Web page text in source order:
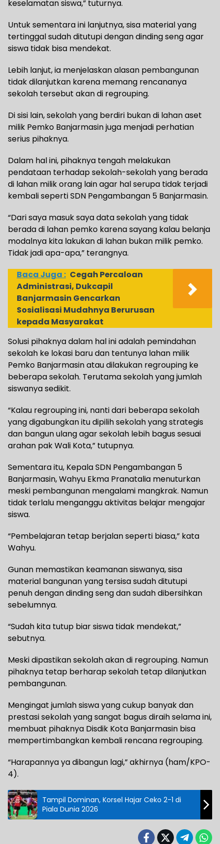
keselamatan siswa,” tuturnya.
Untuk sementara ini lanjutnya, sisa material yang
tertinggal sudah ditutupi dengan dinding seng agar
siswa tidak bisa mendekat.
Lebih lanjut, ia menjelaskan alasan pembangunan
tidak dilanjutkan karena memang rencananya
sekolah tersebut akan di regrouping.
Di sisi lain, sekolah yang berdiri bukan di lahan aset
milik Pemko Banjarmasin juga menjadi perhatian
serius pihaknya.
Dalam hal ini, pihaknya tengah melakukan
pendataan terhadap sekolah-sekolah yang berada
di lahan milik orang lain agar hal serupa tidak terjadi
kembali seperti SDN Pengambangan 5 Banjarmasin.
“Dari saya masuk saya data sekolah yang tidak
berada di lahan pemko karena sayang kalau belanja
modalnya kita lakukan di lahan bukan milik pemko.
Tidak jadi apa-apa,” terangnya.
Baca Juga : Cegah Percaloan
Administrasi, Dukcapil
Banjarmasin Gencarkan
Sosialisasi Mudahnya Berurusan
kepada Masyarakat
Solusi pihaknya dalam hal ini adalah pemindahan
sekolah ke lokasi baru dan tentunya lahan milik
Pemko Banjarmasin atau dilakukan regrouping ke
beberapa sekolah. Terutama sekolah yang jumlah
siswanya sedikit.
“Kalau regrouping ini, nanti dari beberapa sekolah
yang digabungkan itu dipilih sekolah yang strategis
dan bangun ulang agar sekolah lebih bagus sesuai
arahan pak Wali Kota,” tutupnya.
Sementara itu, Kepala SDN Pengambangan 5
Banjarmasin, Wahyu Ekma Pranatalia menuturkan
meski pembangunan mengalami mangkrak. Namun
tidak terlalu menganggu aktivitas belajar mengajar
siswa.
“Pembelajaran tetap berjalan seperti biasa,” kata
Wahyu.
Gunan memastikan keamanan siswanya, sisa
material bangunan yang tersisa sudah ditutupi
penuh dengan dinding seng dan sudah dibersihkan
sebelumnya.
“Sudah kita tutup biar siswa tidak mendekat,”
sebutnya.
Meski dipastikan sekolah akan di regrouping. Namun
pihaknya tetap berharap sekolah tetap dilanjutkan
pembangunan.
Mengingat jumlah siswa yang cukup banyak dan
prestasi sekolah yang sangat bagus diraih selama ini,
membuat pihaknya Disdik Kota Banjarmasin bisa
mempertimbangkan kembali rencana regrouping.
“Harapannya ya dibangun lagi,” akhirnya (ham/KPO-
4).
Tampil Dominan, Korsel Hajar Ceko 2-1 di
Piala Dunia 2026